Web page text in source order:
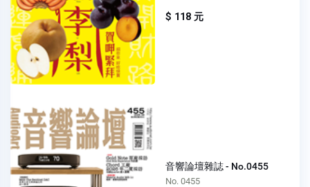
$ 118 元
音響論壇雜誌 - No.0455
No. 0455